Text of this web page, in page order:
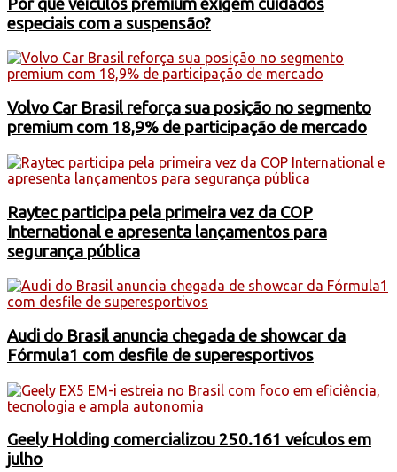
especiais com a suspensão?
Volvo Car Brasil reforça sua posição no segmento
premium com 18,9% de participação de mercado
Raytec participa pela primeira vez da COP
International e apresenta lançamentos para
segurança pública
Audi do Brasil anuncia chegada de showcar da
Fórmula1 com desfile de superesportivos
Geely Holding comercializou 250.161 veículos em
julho